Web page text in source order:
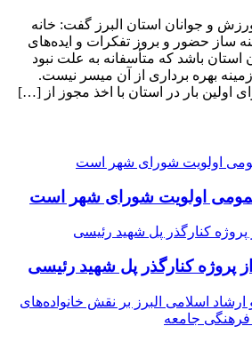
و جوانان استان البرز گفت: خانه
ساز حضور و بروز تفکرات و ایده‌های
استان باشد که متأسفانه به علت نبود
بهره برداری از آن میسر نیست.
اولین بار در استان با اخذ مجوز از […]
اولویت شورای شهر است
از پروژه کنارگذر پل شهید رئیسی